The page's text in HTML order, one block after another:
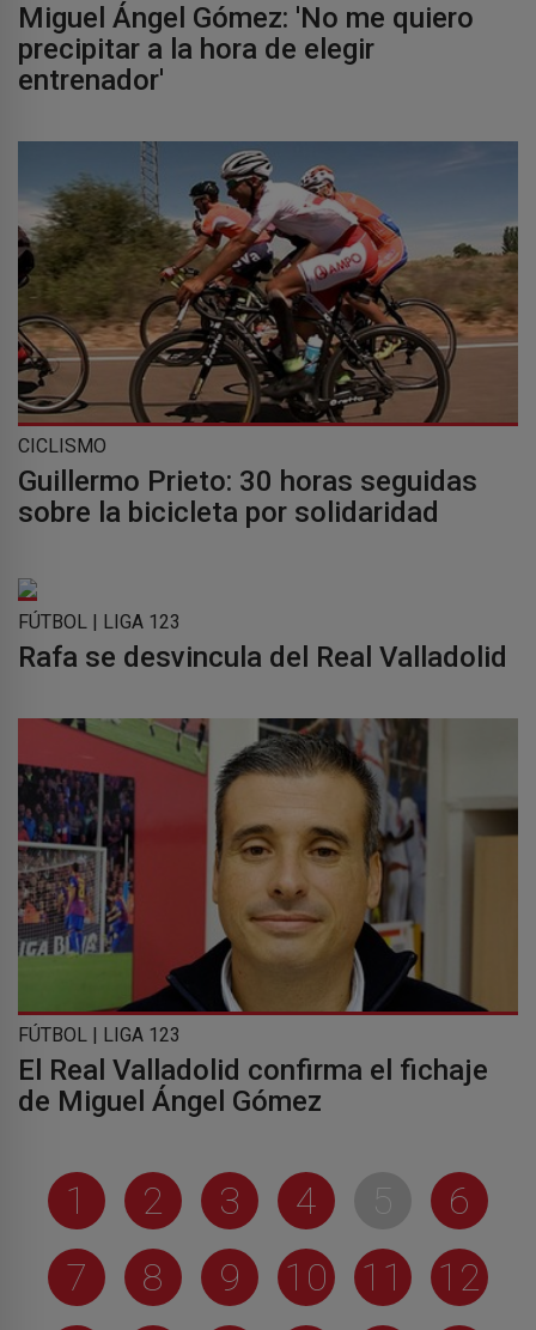
Miguel Ángel Gómez: 'No me quiero
precipitar a la hora de elegir
entrenador'
CICLISMO
Guillermo Prieto: 30 horas seguidas
sobre la bicicleta por solidaridad
FÚTBOL | LIGA 123
Rafa se desvincula del Real Valladolid
FÚTBOL | LIGA 123
El Real Valladolid confirma el fichaje
de Miguel Ángel Gómez
1 2 3 4 5
6
7
8 9 10 11
12